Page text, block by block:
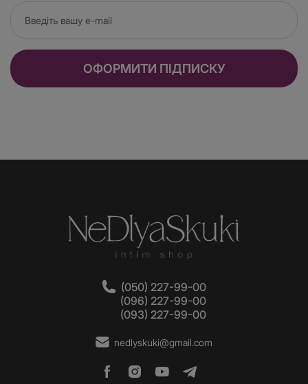
яскравіших оргазмів далеко не єдине, для чого можна
використовувати таку іграшку. Анальні пробки -
незамінні помічники у підготовці до анального сексу з
Щоб анальна втулка доставила вам справді приємні
відчуття, потрібно ретельно підійти до її вибору.
Критеріїв вибору досить багато, і всі вони по-своєму
Якість матеріалу – він обов'язково має бути
гіпоалергенним, без фталатів. Крім того, іграшка
має бути без швів, повністю гладкою, тому що
будь-які нерівності на поверхні іграшки можуть
ОФОРМИТИ ПІДПИСКУ
(050) 227-99-00
(096) 227-99-00
(093) 227-99-00
nedlyskuki@gmail.com